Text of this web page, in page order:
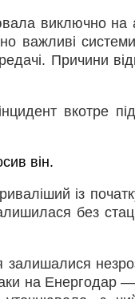
виключно на
важливі
Причини
вкотре
він.
із
без
залишалися
на Енергодар